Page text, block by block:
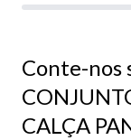
Conte-nos
CALÇA